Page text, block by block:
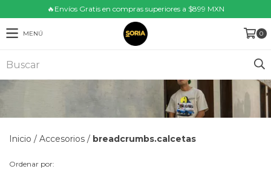
🔥Envíos Gratis en compras superiores a $899 MXN
MENÚ 0
Inicio / Accesorios / breadcrumbs.calcetas
Ordenar por: